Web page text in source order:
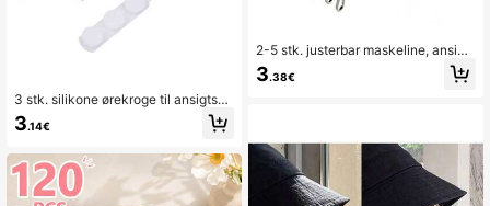
3 stk. silikone ørekroge til ansigtsm
aske, maskestropjusteringsforlæng
er, spændeklemmeholder for at forhi
3.14€
2-5 stk. justerbar maskeline, ansigt
smaskeforlænger, ørebeskyttere, m
askeremholder, praktisk solbrillerem
3.38€